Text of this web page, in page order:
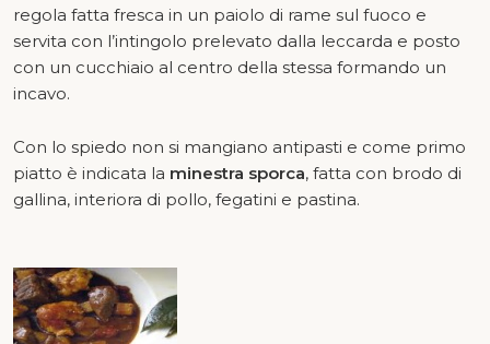
regola fatta fresca in un paiolo di rame sul fuoco e
servita con l’intingolo prelevato dalla leccarda e posto
con un cucchiaio al centro della stessa formando un
incavo.
Con lo spiedo non si mangiano antipasti e come primo
piatto è indicata la minestra sporca, fatta con brodo di
gallina, interiora di pollo, fegatini e pastina.